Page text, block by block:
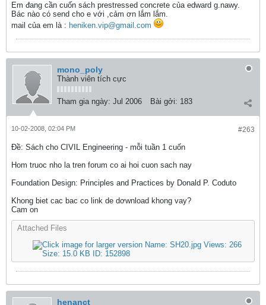
Em đang cần cuốn sách prestressed concrete của edward g.nawy.
Bác nào có send cho e với ,cảm ơn lắm lắm.
mail của em là : heniken.vip@gmail.com
mono_poly
Thành viên tích cực
Tham gia ngày: Jul 2006 Bài gởi: 183
#263
10-02-2008, 02:04 PM
Ðề: Sách cho CIVIL Engineering - mỗi tuần 1 cuốn
Hom truoc nho la tren forum co ai hoi cuon sach nay
Foundation Design: Principles and Practices by Donald P. Coduto
Khong biet cac bac co link de dơwnload khong vay?
Cam on
Attached Files
henanct